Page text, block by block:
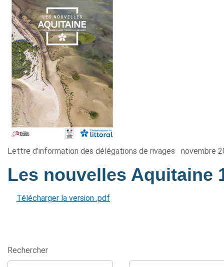
Lettre d'information des délégations de rivages novembre
Les nouvelles Aquitaine
Télécharger la version .pdf
Rechercher